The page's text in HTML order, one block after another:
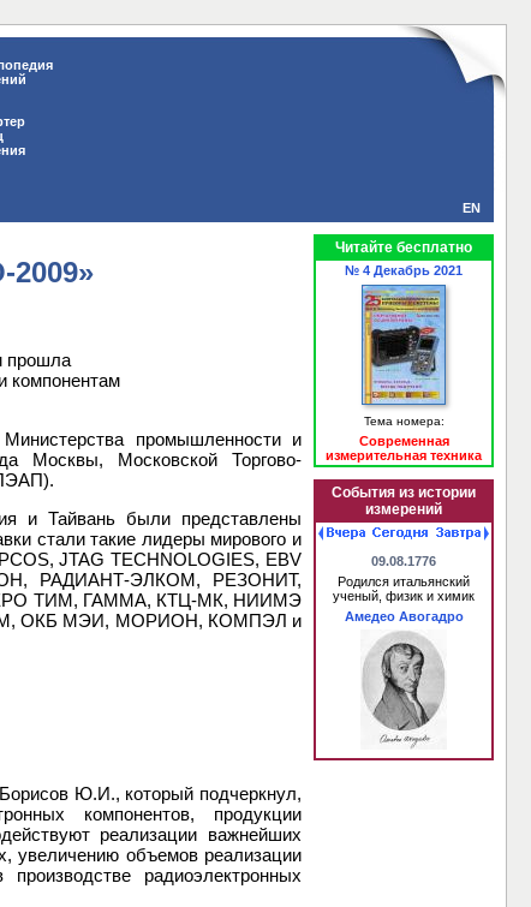
EN
2009»
прошла
компонентам
промышленности и
Москвы, Московской Торгово-
и Тайвань были представлены
стали такие лидеры мирового и
JTAG TECHNOLOGIES, EBV
РАДИАНТ-ЭЛКОМ, РЕЗОНИТ,
ТИМ, ГАММА, КТЦ-МК, НИИМЭ
ОКБ МЭИ, МОРИОН, КОМПЭЛ и
Ю.И., который подчеркнул,
компонентов, продукции
реализации важнейших
увеличению объемов реализации
радиоэлектронных
Читайте бесплатно
№ 4 Декабрь 2021
Тема номера:
Современная
измерительная техника
События из истории
измерений
09.08.1776
Родился итальянский
ученый, физик и химик
Амедео Авогадро